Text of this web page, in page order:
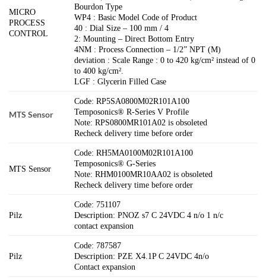
MICRO
PROCESS
CONTROL
Bourdon Type
WP4 : Basic Model Code of Product
40 : Dial Size – 100 mm / 4
2: Mounting – Direct Bottom Entry
4NM : Process Connection – 1/2” NPT (M)
deviation : Scale Range : 0 to 420 kg/cm² instead of 0
to 400 kg/cm².
LGF : Glycerin Filled Case
MTS Sensor
Code: RP5SA0800M02R101A100
Temposonics® R-Series V Profile
Note: RPS0800MR101A02 is obsoleted
Recheck delivery time before order
MTS Sensor
Code: RH5MA0100M02R101A100
Temposonics® G-Series
Note: RHM0100MR10AA02 is obsoleted
Recheck delivery time before order
Pilz
Code: 751107
Description: PNOZ s7 C 24VDC 4 n/o 1 n/c
contact expansion
Pilz
Code: 787587
Description: PZE X4.1P C 24VDC 4n/o
Contact expansion